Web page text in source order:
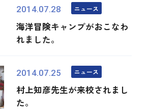
2014.07.28 ニュース
海洋冒険キャンプがおこなわ
れました。
2014.07.25 ニュース
村上知彦先生が来校されまし
た。